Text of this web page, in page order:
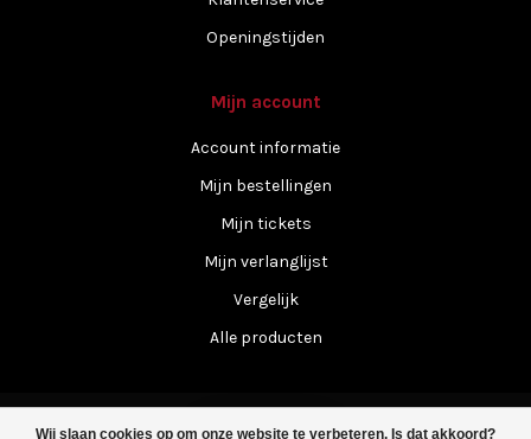
Wij slaan cookies op om onze website te verbeteren. Is dat akkoord?
Openingstijden
Mijn account
Account informatie
Mijn bestellingen
Mijn tickets
Mijn verlanglijst
Vergelijk
Alle producten